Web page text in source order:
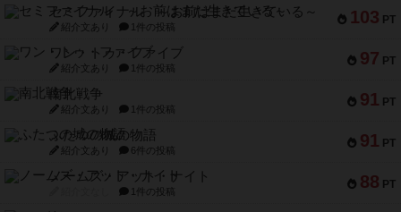
103 PT
セミファイナル ～お前はまだ生きている～
紹介文あり 1件の投稿
97 PT
ワン・トゥ・ファイブ
紹介文あり 1件の投稿
91 PT
南北戦争
紹介文あり 1件の投稿
91 PT
ふたつの城の物語
紹介文あり 6件の投稿
88 PT
ノームズ・アット・ナイト
1件の投稿